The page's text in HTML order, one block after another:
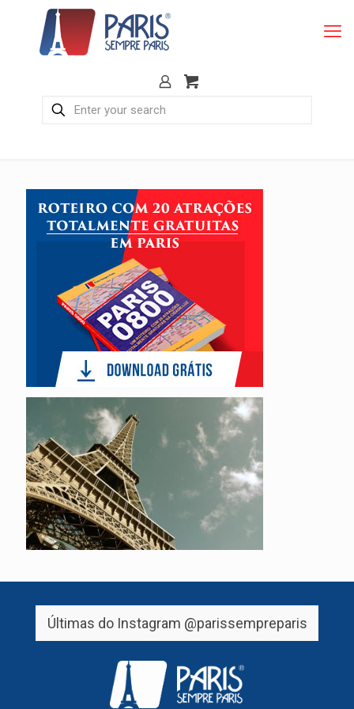
Últimas do Instagram @parissempreparis